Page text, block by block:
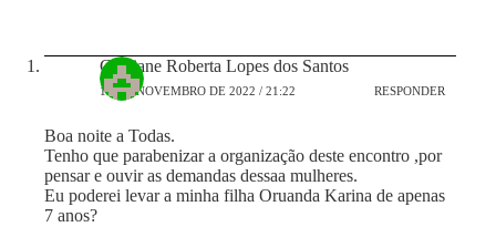
Cristiane Roberta Lopes dos Santos
16 DE NOVEMBRO DE 2022 / 21:22 RESPONDER
Boa noite a Todas.
Tenho que parabenizar a organização deste encontro ,por
pensar e ouvir as demandas dessaa mulheres.
Eu poderei levar a minha filha Oruanda Karina de apenas
7 anos?